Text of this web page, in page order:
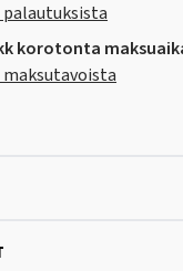
palautuksista
korotonta
maksutavoista